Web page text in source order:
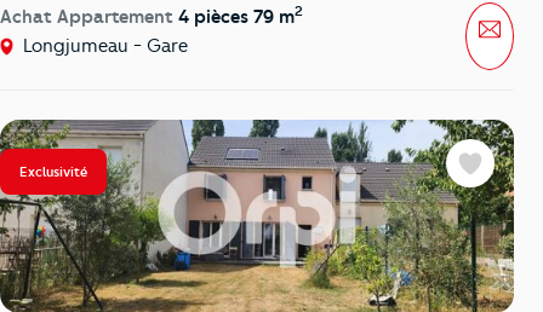
Achat Appartement 4 pièces 79 m2
Longjumeau - Gare
Exclusivité Favoris